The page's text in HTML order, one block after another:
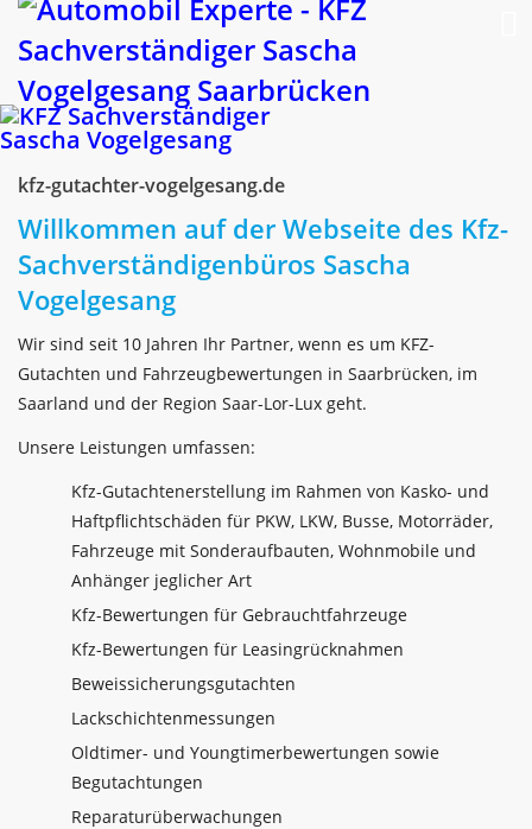
kfz-gutachter-vogelgesang.de
Willkommen auf der Webseite des Kfz-
Sachverständigenbüros Sascha
Vogelgesang
Wir sind seit 10 Jahren Ihr Partner, wenn es um KFZ-
Gutachten und Fahrzeugbewertungen in Saarbrücken, im
Saarland und der Region Saar-Lor-Lux geht.
Unsere Leistungen umfassen:
Kfz-Gutachtenerstellung im Rahmen von Kasko- und
Haftpflichtschäden für PKW, LKW, Busse, Motorräder,
Fahrzeuge mit Sonderaufbauten, Wohnmobile und
Anhänger jeglicher Art
Kfz-Bewertungen für Gebrauchtfahrzeuge
Kfz-Bewertungen für Leasingrücknahmen
Beweissicherungsgutachten
Lackschichtenmessungen
Oldtimer- und Youngtimerbewertungen sowie
Begutachtungen
Reparaturüberwachungen